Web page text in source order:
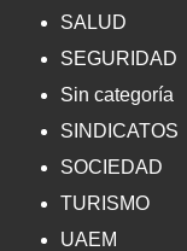
SALUD
SEGURIDAD
Sin categoría
SINDICATOS
SOCIEDAD
TURISMO
UAEM